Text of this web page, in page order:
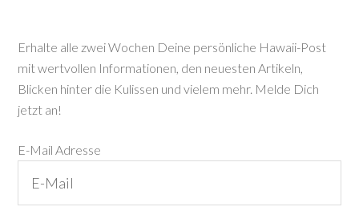
Erhalte alle zwei Wochen Deine persönliche Hawaii-Post
mit wertvollen Informationen, den neuesten Artikeln,
Blicken hinter die Kulissen und vielem mehr. Melde Dich
jetzt an!
E-Mail Adresse